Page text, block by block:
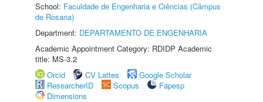
School: Faculdade de Engenharia e Ciências (Câmpus
de Rosana)
Department: DEPARTAMENTO DE ENGENHARIA
Academic Appointment Category: RDIDP Academic
title: MS-3.2
Orcid
CV Lattes
Google Scholar
ResearcherID
Scopus
Fapesp
Dimensions